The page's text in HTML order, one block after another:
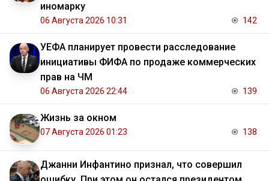
иномарку
06 Августа 2026 10:31 142
УЕФА планирует провести расследование
инициативы ФИФА по продаже коммерческих
прав на ЧМ
06 Августа 2026 22:44 139
Жизнь за окном
07 Августа 2026 01:23 138
Джанни Инфантино признал, что совершил